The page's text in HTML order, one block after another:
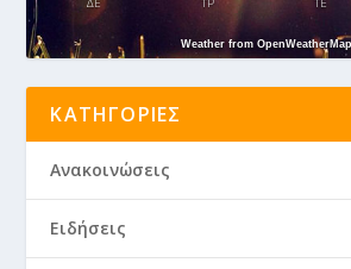
Weather from OpenWeatherMap
ΚΑΤΗΓΟΡΊΕΣ
Ανακοινώσεις
Ειδήσεις